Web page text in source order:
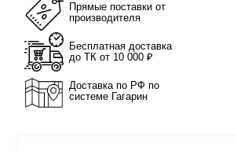
Прямые поставки от
производителя
Бесплатная доставка
до ТК от 10 000 ₽
Доставка по РФ по
системе Гагарин